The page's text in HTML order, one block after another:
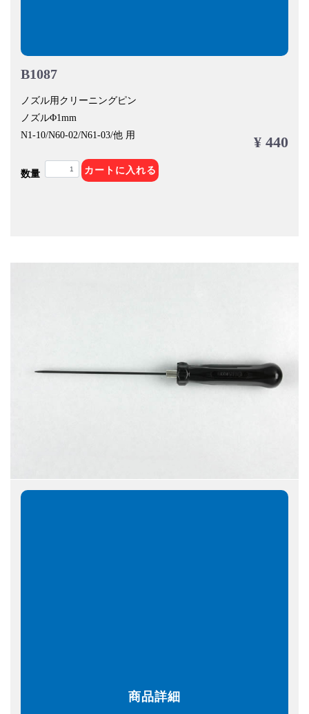
B1087
ノズル用クリーニングピン
ノズルΦ1mm
N1-10/N60-02/N61-03/他 用
¥ 440
数量 カートに入れる
商品詳細